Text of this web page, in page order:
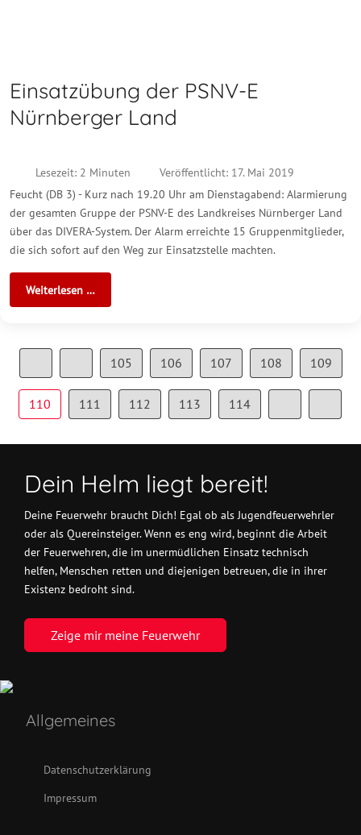
Einsatzübung der PSNV-E
Nürnberger Land
Lesezeit: 2 Minuten Veröffentlicht: 17. Mai 2019
Feucht (DB 3) - Kurz nach 19.20 Uhr am Dienstagabend: Alarmierung
der gesamten Gruppe der PSNV-E des Landkreises Nürnberger Land
über das DIVERA-System. Der Alarm erreichte 15 Gruppenmitglieder,
die sich sofort auf den Weg zur Einsatzstelle machten.
Weiterlesen …
105 106 107 108 109
110 111 112 113 114
Dein Helm liegt bereit!
Deine Feuerwehr braucht Dich! Egal ob als Jugendfeuerwehrler
oder als Quereinsteiger. Wenn es eng wird, beginnt die Arbeit
der Feuerwehren, die im unermüdlichen Einsatz technisch
helfen, Menschen retten und diejenigen betreuen, die in ihrer
Existenz bedroht sind.
Zeige mir meine Feuerwehr
Allgemeines
Datenschutzerklärung
Impressum